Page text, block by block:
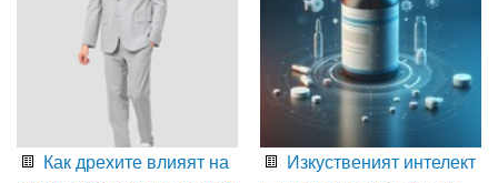
Как дрехите влияят на
Изкуственият интелект